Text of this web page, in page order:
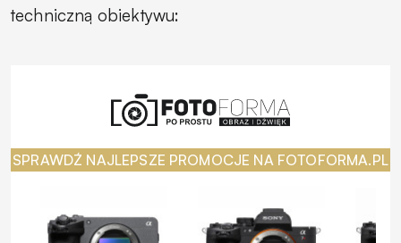
techniczną obiektywu:
SPRAWDŹ NAJLEPSZE PROMOCJE NA FOTOFORMA.PL